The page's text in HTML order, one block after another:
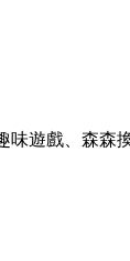
味遊戲、森森